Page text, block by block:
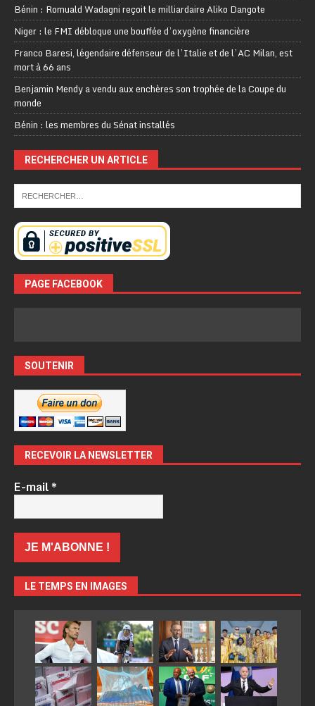
Bénin : Romuald Wadagni reçoit le milliardaire Aliko Dangote
Niger : le FMI débloque une bouffée d’oxygène financière
Franco Baresi, légendaire défenseur de l’Italie et de l’AC Milan, est
mort à 66 ans
Benjamin Mendy a vendu aux enchères son trophée de la Coupe du
monde
Bénin : les membres du Sénat installés
RECHERCHER UN ARTICLE
PAGE FACEBOOK
SOUTENIR
RECEVOIR LA NEWSLETTER
E-mail*
LE TEMPS EN IMAGES